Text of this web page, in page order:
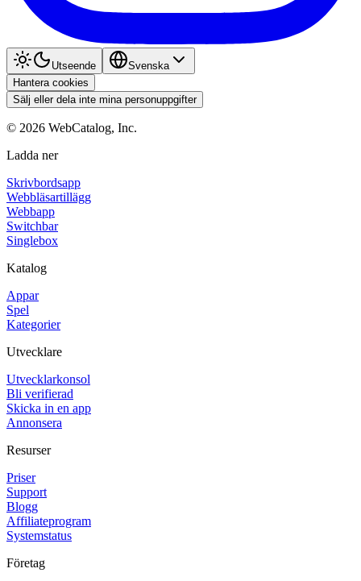
Utseende
Svenska
Hantera cookies
Sälj eller dela inte mina personuppgifter
© 2026 WebCatalog, Inc.
Ladda ner
Skrivbordsapp
Webbläsartillägg
Webbapp
Switchbar
Singlebox
Katalog
Appar
Spel
Kategorier
Utvecklare
Utvecklarkonsol
Bli verifierad
Skicka in en app
Annonsera
Resurser
Priser
Support
Blogg
Affiliateprogram
Systemstatus
Företag